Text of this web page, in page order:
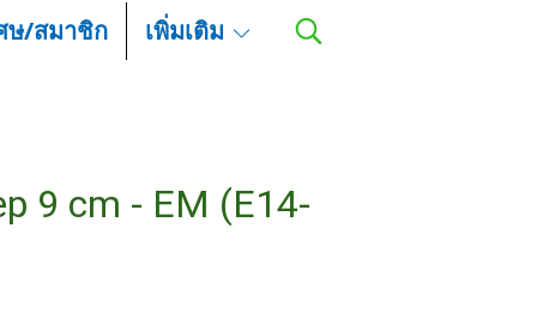
ษ/สมาชิก เพิ่มเติม
9 cm - EM (E14-